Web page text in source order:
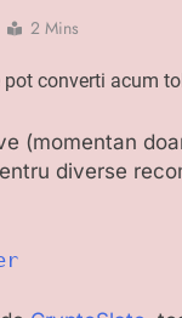
2 Mins
(momentan
diverse